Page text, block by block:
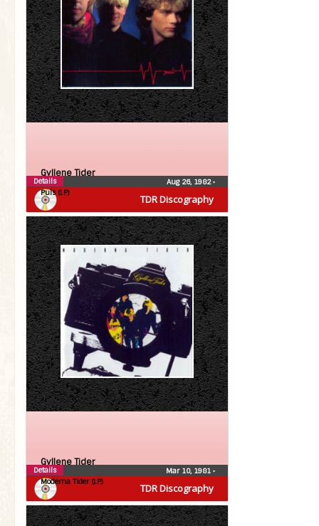
TDR Discography
Gyllene Tider
Puls (LP)
Aug 26, 1982•
Details
TDR Discography
Gyllene Tider
Moderna Tider (LP)
Mar 10, 1981 •
Details